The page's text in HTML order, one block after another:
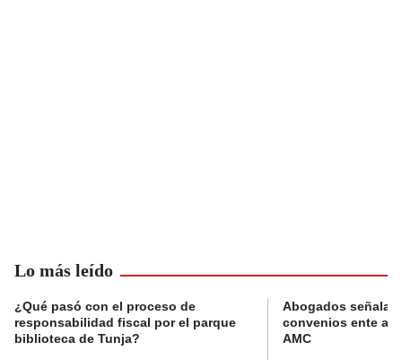
Lo más leído
¿Qué pasó con el proceso de
responsabilidad fiscal por el parque
biblioteca de Tunja?
Abogados
convenios ente
AMC